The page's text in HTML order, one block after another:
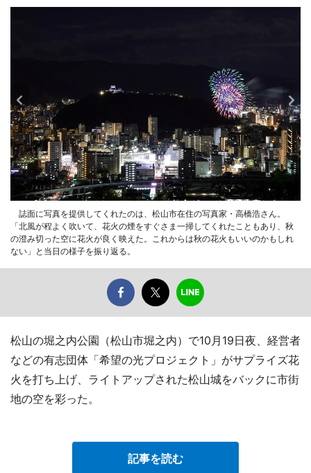
誌面に写真を提供してくれたのは、松山市在住の写真家・高橋浩さん。
「北風が程よく吹いて、花火の煙をすぐさま一掃してくれたこともあり、秋
の澄み切った空に花火が良く映えた。これからは秋の花火もいいのかもしれ
ない」と当日の様子を振り返る。
松山の堀之内公園（松山市堀之内）で10月19日夜、経営者
などの有志団体「希望の光プロジェクト」がサプライズ花
火を打ち上げ、ライトアップされた松山城をバックに市街
地の空を彩った。
記事を読む